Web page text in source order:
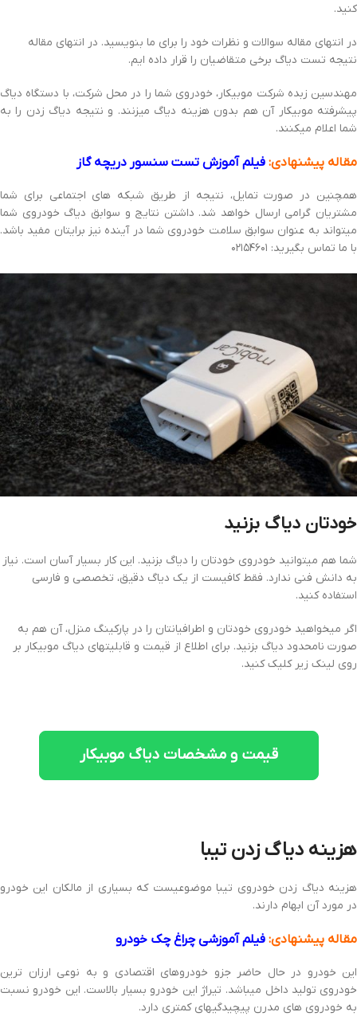
کنید.
در انتهای مقاله سوالات و نظرات خود را برای ما بنویسید. در انتهای مقاله
نتیجه تست دیاگ برخی متقاضیان را قرار داده ایم.
مهندسین زبده شرکت موبیکار، خودروی شما را در محل شرکت، با دستگاه دیاگ
پیشرفته موبیکار آن هم بدون هزینه دیاگ میزنند. و نتیجه دیاگ زدن را به
شما اعلام میکنند.
مقاله پیشنهادی: فیلم آموزش تست سنسور دریچه گاز
همچنین در صورت تمایل، نتیجه از طریق شبکه های اجتماعی برای شما
مشتریان گرامی ارسال خواهد شد. داشتن نتایج و سوابق دیاگ خودروی شما
میتواند به عنوان سوابق سلامت خودروی شما در آینده نیز برایتان مفید باشد.
با ما تماس بگیرید: ۰۲۱۵۴۶۰۱
خودتان دیاگ بزنید
شما هم میتوانید خودروی خودتان را دیاگ بزنید. این کار بسیار آسان است. نیاز
به دانش فنی ندارد. فقط کافیست از یک دیاگ دقیق، تخصصی و فارسی
استفاده کنید.
اگر میخواهید خودروی خودتان و اطرافیانتان را در پارکینگ منزل، آن هم به
صورت نامحدود دیاگ بزنید. برای اطلاع از قیمت و قابلیتهای دیاگ موبیکار بر
روی لینک زیر کلیک کنید.
قیمت و مشخصات دیاگ موبیکار
هزینه دیاگ زدن تیبا
هزینه دیاگ زدن خودروی تیبا موضوعیست که بسیاری از مالکان این خودرو
در مورد آن ابهام دارند.
مقاله پیشنهادی: فیلم آموزشی چراغ چک خودرو
این خودرو در حال حاضر جزو خودروهای اقتصادی و به نوعی ارزان ترین
خودروی تولید داخل میباشد. تیراژ این خودرو بسیار بالاست. این خودرو نسبت
به خودروی های مدرن پیچیدگیهای کمتری دارد.